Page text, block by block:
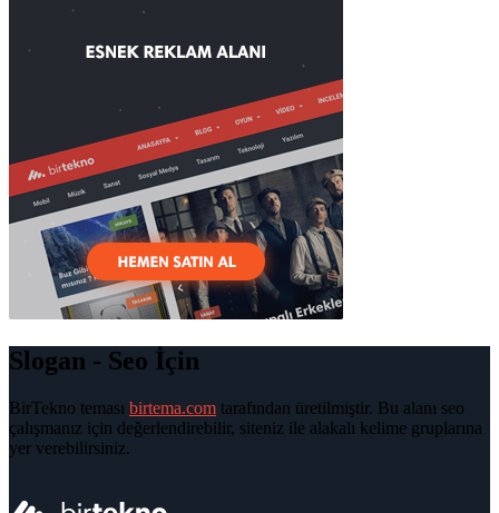
Slogan - Seo İçin
BirTekno teması birtema.com tarafından üretilmiştir. Bu alanı seo
çalışmanız için değerlendirebilir, siteniz ile alakalı kelime gruplarına
yer verebilirsiniz.